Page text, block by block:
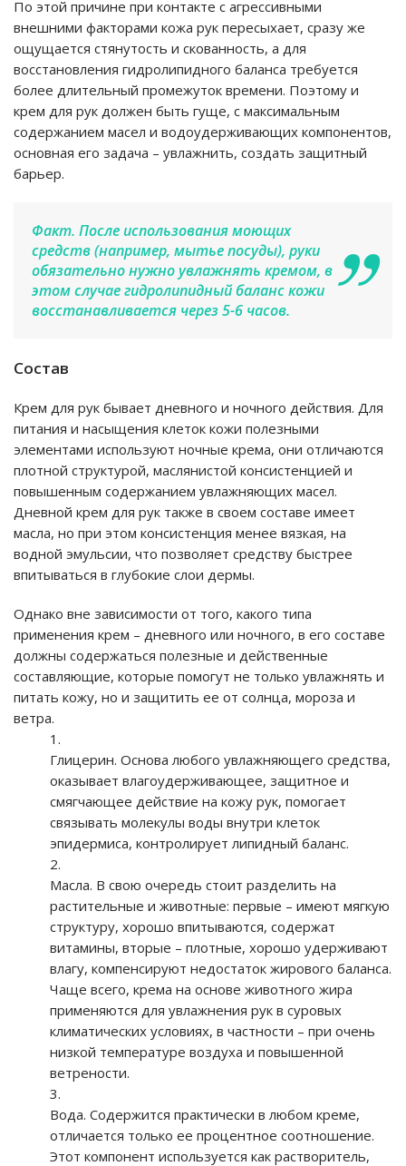
По этой причине при контакте с агрессивными
внешними факторами кожа рук пересыхает, сразу же
ощущается стянутость и скованность, а для
восстановления гидролипидного баланса требуется
более длительный промежуток времени. Поэтому и
крем для рук должен быть гуще, с максимальным
содержанием масел и водоудерживающих компонентов,
основная его задача – увлажнить, создать защитный
барьер.
Факт. После использования моющих
средств (например, мытье посуды), руки
обязательно нужно увлажнять кремом, в
этом случае гидролипидный баланс кожи
восстанавливается через 5-6 часов.
Состав
Крем для рук бывает дневного и ночного действия. Для
питания и насыщения клеток кожи полезными
элементами используют ночные крема, они отличаются
плотной структурой, маслянистой консистенцией и
повышенным содержанием увлажняющих масел.
Дневной крем для рук также в своем составе имеет
масла, но при этом консистенция менее вязкая, на
водной эмульсии, что позволяет средству быстрее
впитываться в глубокие слои дермы.
Однако вне зависимости от того, какого типа
применения крем – дневного или ночного, в его составе
должны содержаться полезные и действенные
составляющие, которые помогут не только увлажнять и
питать кожу, но и защитить ее от солнца, мороза и
ветра.
Глицерин. Основа любого увлажняющего средства,
оказывает влагоудерживающее, защитное и
смягчающее действие на кожу рук, помогает
связывать молекулы воды внутри клеток
эпидермиса, контролирует липидный баланс.
Масла. В свою очередь стоит разделить на
растительные и животные: первые – имеют мягкую
структуру, хорошо впитываются, содержат
витамины, вторые – плотные, хорошо удерживают
влагу, компенсируют недостаток жирового баланса.
Чаще всего, крема на основе животного жира
применяются для увлажнения рук в суровых
климатических условиях, в частности – при очень
низкой температуре воздуха и повышенной
ветрености.
Вода. Содержится практически в любом креме,
отличается только ее процентное соотношение.
Этот компонент используется как растворитель,